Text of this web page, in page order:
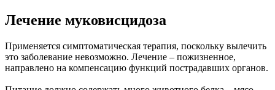
Лечение муковисцидоза
Применяется симптоматическая терапия, поскольку вылечить
это заболевание невозможно. Лечение – пожизненное,
направлено на компенсацию функций пострадавших органов.